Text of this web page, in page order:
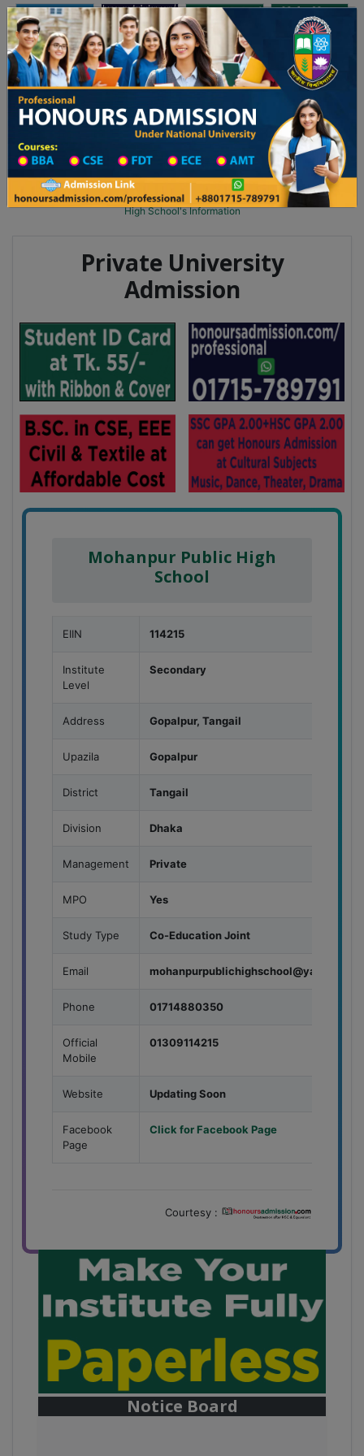
Toggle navigation অনার্স ভর্তি প্রফেশনাল অনার্স
Updates
বর্ষের ভর্তি আবেদন বিজ্ঞপ্তি ঢাকা বিশ্ববিদ্যালয় ২০২৫-২৬ শিক্ষাবর্ষে আন্ডারগ্র্যাজুয়েট প্রোগ্রামে
School Category
High School in Tangail Wise
High School List
High School's Information
Private University
Admission
Mohanpur Public High
School
EIIN 114215
Institute
Level
Secondary
Address Gopalpur, Tangail
Upazila Gopalpur
District Tangail
Division Dhaka
Management Private
MPO Yes
Study Type Co-Education Joint
Email mohanpurpublichighschool@yahoo.com
Phone 01714880350
Official
Mobile
01309114215
Website Updating Soon
Facebook
Page
Click for Facebook Page
Courtesy :
Notice Board